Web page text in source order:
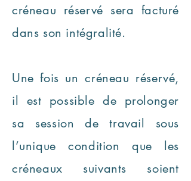
créneau réservé sera facturé
dans son intégralité.
Une fois un créneau réservé,
il est possible de prolonger
sa session de travail sous
l’unique condition que les
créneaux suivants soient